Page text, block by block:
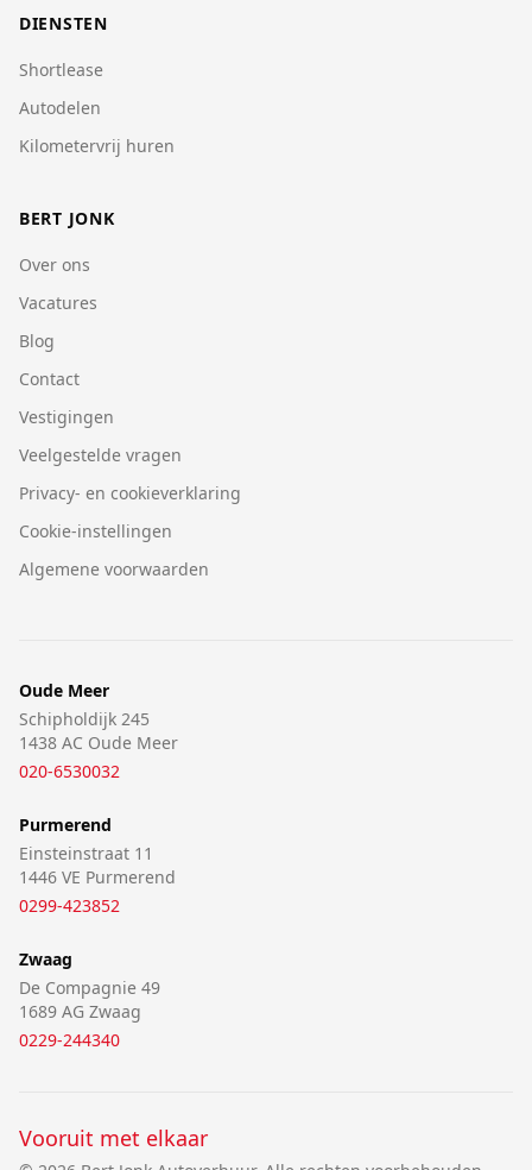
DIENSTEN
Shortlease
Autodelen
Kilometervrij huren
BERT JONK
Over ons
Vacatures
Blog
Contact
Vestigingen
Veelgestelde vragen
Privacy- en cookieverklaring
Cookie-instellingen
Algemene voorwaarden
Oude Meer
Schipholdijk 245
1438 AC Oude Meer
020-6530032
Purmerend
Einsteinstraat 11
1446 VE Purmerend
0299-423852
Zwaag
De Compagnie 49
1689 AG Zwaag
0229-244340
Vooruit met elkaar